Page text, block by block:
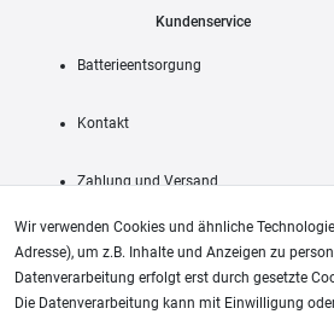
Kundenservice
Batterieentsorgung
Kontakt
Zahlung und Versand
AGB
Wir verwenden Cookies und ähnliche
Adresse), um z.B. Inhalte und Anzeigen zu
Datenverarbeitung erfolgt erst durch gesetzte
Die Datenverarbeitung kann mit Einwilligung